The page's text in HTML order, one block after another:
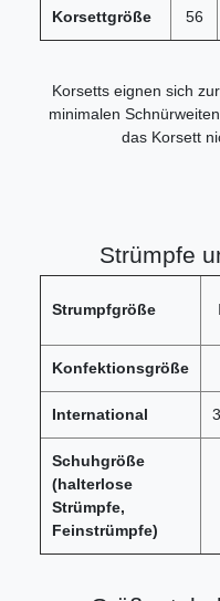
Korsettgröße 56
Korsetts eignen sich
minimalen
das Korsett
Strümpfe
Strumpfgröße
Konfektionsgröße
International
Schuhgröße
(halterlose
Strümpfe,
Feinstrümpfe)